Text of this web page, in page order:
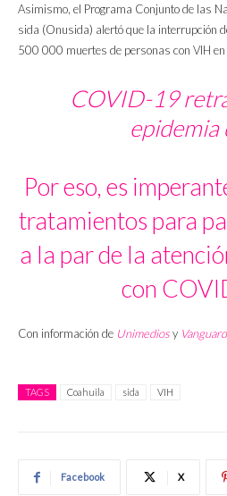
Asimismo, el Programa Conjunto de las
sida (Onusida) alertó que la interrupción
500 000 muertes de personas con VIH
COVID-19
epidemia
Por eso, es
tratamientos para
a la par de la
con
Con información de Unimediosy
TAGS Coahuila sida VIH
Facebook X